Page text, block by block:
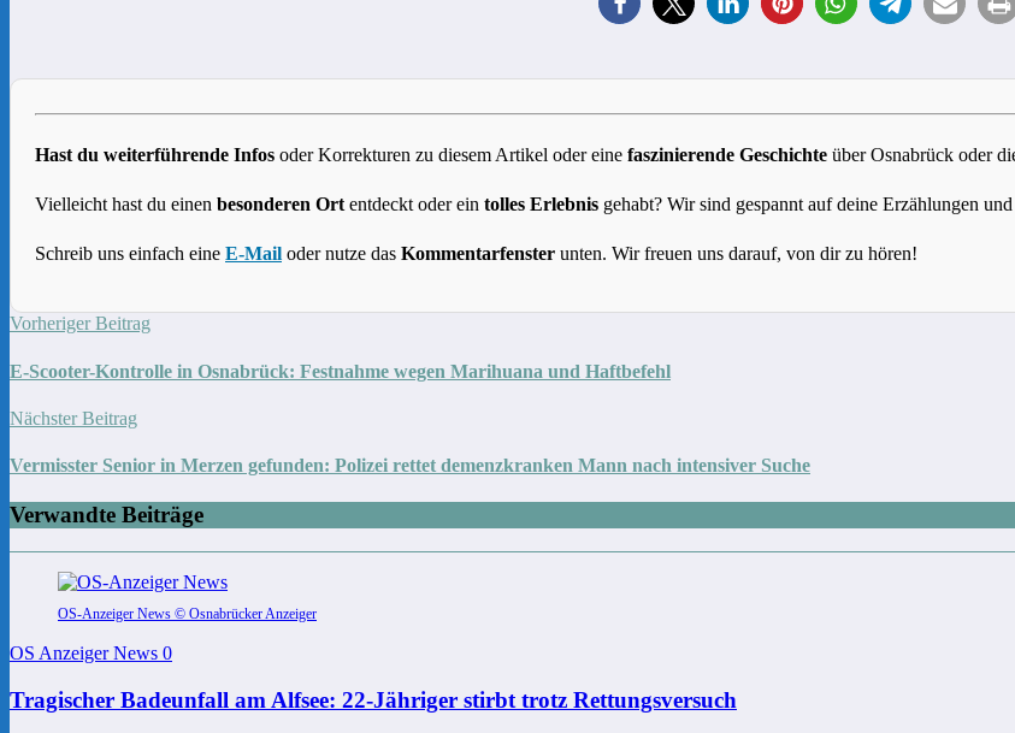
Hast du weiterführende Infos oder Korrekturen zu diesem Artikel oder eine faszinierende Geschichte über Osnabrück oder
Vielleicht hast du einen besonderen Ort entdeckt oder ein tolles Erlebnis gehabt? Wir sind gespannt auf deine Erzählungen
Schreib uns einfach eine E-Mail oder nutze das Kommentarfenster unten. Wir freuen uns darauf, von dir zu hören!
Vorheriger Beitrag
E-Scooter-Kontrolle in Osnabrück: Festnahme wegen Marihuana und Haftbefehl
Nächster Beitrag
Vermisster Senior in Merzen gefunden: Polizei rettet demenzkranken Mann nach intensiver Suche
Verwandte Beiträge
OS-Anzeiger News © Osnabrücker Anzeiger
OS Anzeiger News 0
Tragischer Badeunfall am Alfsee: 22-Jähriger stirbt trotz Rettungsversuch